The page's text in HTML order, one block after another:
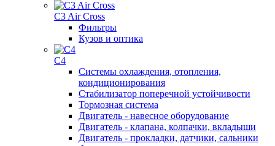
C3 Air Cross
Фильтры
Кузов и оптика
C4
Системы охлаждения, отопления,
кондиционирования
Стабилизатор поперечной устойчивости
Тормозная система
Двигатель - навесное оборудование
Двигатель - клапана, колпачки, вкладыши
Двигатель - прокладки, датчики, сальники